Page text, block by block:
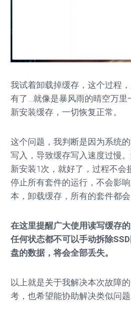
我试着卸载掉缓存，这个过程
有了…就像是暴风雨的晴空万
新安装缓存，一切恢复正常。
这个问题，我判断是因为系统
写入，导致缓存写入速度过慢
新安装1次，就好了，过程不会
停止所有套件的运行，不会影
本，卸载缓存，所有的套件都会
在这里提醒广大使用读写缓存
任何状态都不可以手动拆除SSD
盘的数据，将会全部丢失。
以上就是关于我解决本次故障
考，也希望能协助解决类似问题